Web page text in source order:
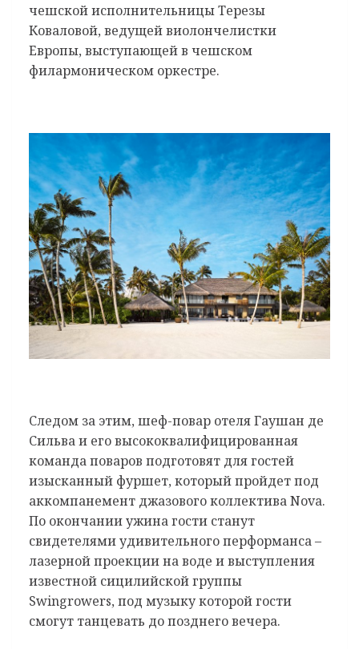
чешской исполнительницы Терезы
Коваловой, ведущей виолончелистки
Европы, выступающей в чешском
филармоническом оркестре.
Следом за этим, шеф-повар отеля Гаушан де
Сильва и его высококвалифицированная
команда поваров подготовят для гостей
изысканный фуршет, который пройдет под
аккомпанемент джазового коллектива Nova.
По окончании ужина гости станут
свидетелями удивительного перформанса –
лазерной проекции на воде и выступления
известной сицилийской группы
Swingrowers, под музыку которой гости
смогут танцевать до позднего вечера.